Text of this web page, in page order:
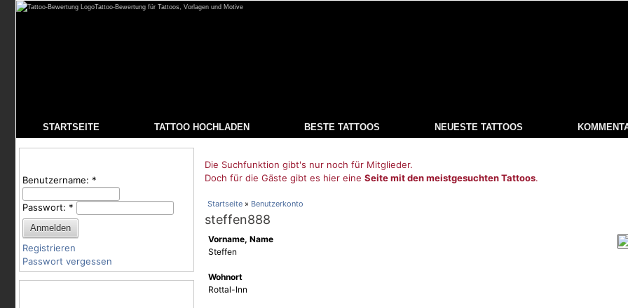
Tattoo-Bewertung für Tattoos, Vorlagen und Motive
STARTSEITE TATTOO HOCHLADEN BESTE TATTOOS NEUESTE TATTOOS
Benutzername: *
Passwort: *
Registrieren
Passwort vergessen
Die Suchfunktion gibt's nur noch für Mitglieder.
Doch für die Gäste gibt es hier eine Seite mit den meistgesuchten Tattoos.
Startseite » Benutzerkonto
steffen888
Vorname, Name
Steffen
Wohnort
Rottal-Inn